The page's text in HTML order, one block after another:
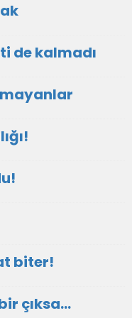
de kalmadı
biter!
çıksa…